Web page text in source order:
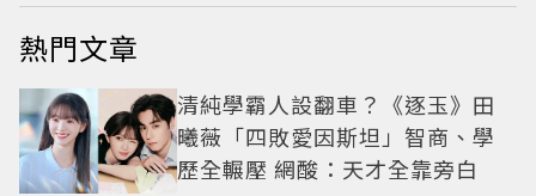
熱門文章
清純學霸人設翻車？《逐玉》田
曦薇「四敗愛因斯坦」智商、學
歷全輾壓 網酸：天才全靠旁白